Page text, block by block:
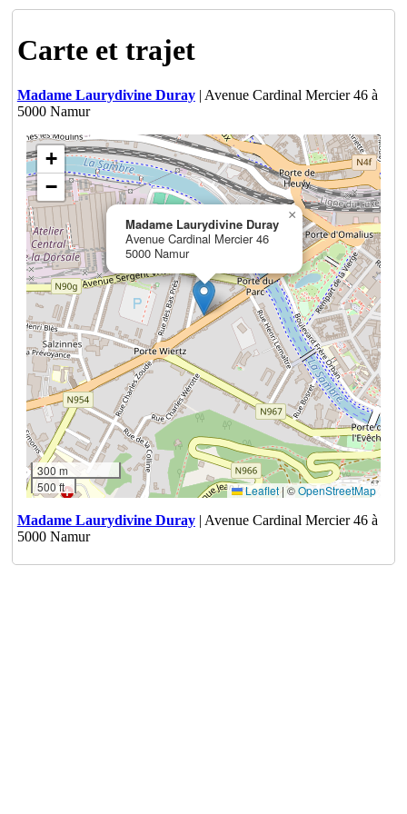
Carte et trajet
Madame Laurydivine Duray| Avenue Cardinal Mercier 46 à
5000 Namur
Madame Laurydivine Duray
Avenue Cardinal Mercier 46
5000 Namur
×
+
−
300 m
500 ft
Leaflet|©OpenStreetMap
Madame Laurydivine Duray| Avenue Cardinal Mercier 46 à
5000 Namur